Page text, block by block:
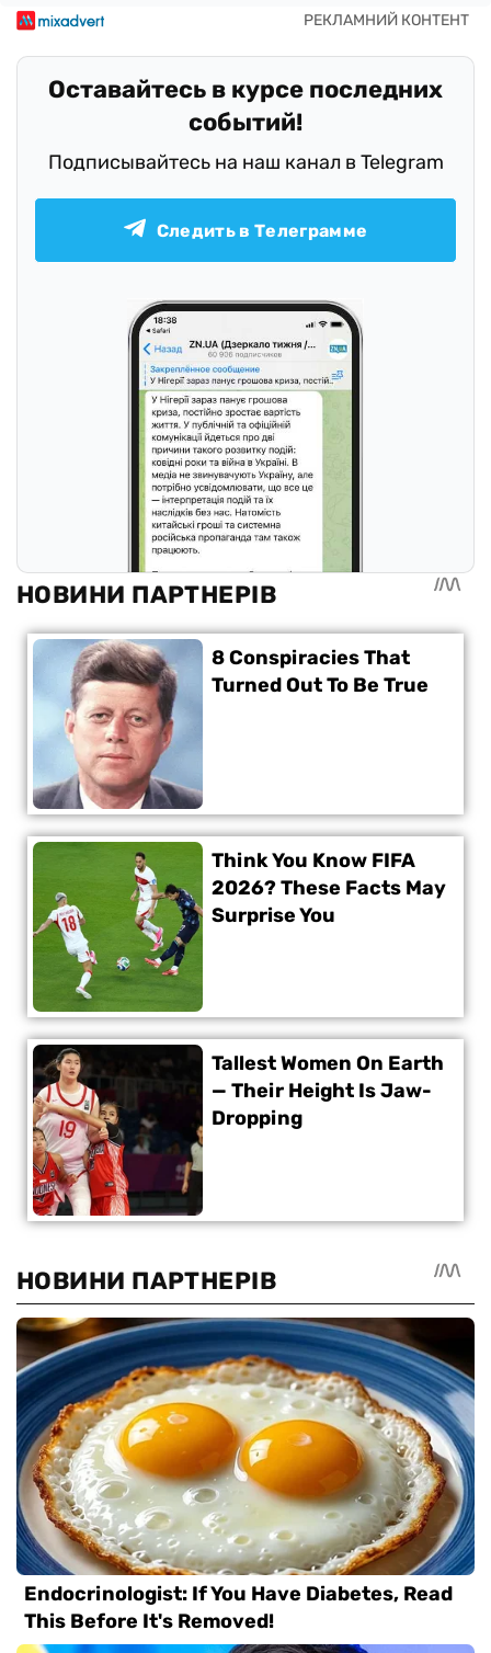
Оставайтесь в курсе последних
событий!
Подписывайтесь на наш канал в Telegram
Следить в Телеграмме